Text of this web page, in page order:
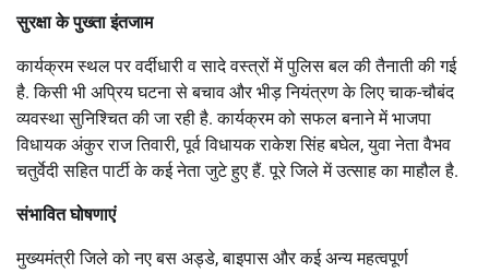
सुरक्षा के पुख्ता इंतजाम
कार्यक्रम स्थल पर वर्दीधारी व सादे वस्त्रों में पुलिस बल की तैनाती की गई
है. किसी भी अप्रिय घटना से बचाव और भीड़ नियंत्रण के लिए चाक-चौबंद
व्यवस्था सुनिश्चित की जा रही है. कार्यक्रम को सफल बनाने में भाजपा
विधायक अंकुर राज तिवारी, पूर्व विधायक राकेश सिंह बघेल, युवा नेता वैभव
चतुर्वेदी सहित पार्टी के कई नेता जुटे हुए हैं. पूरे जिले में उत्साह का माहौल है.
संभावित घोषणाएं
मुख्यमंत्री जिले को नए बस अड्डे, बाइपास और कई अन्य महत्वपूर्ण